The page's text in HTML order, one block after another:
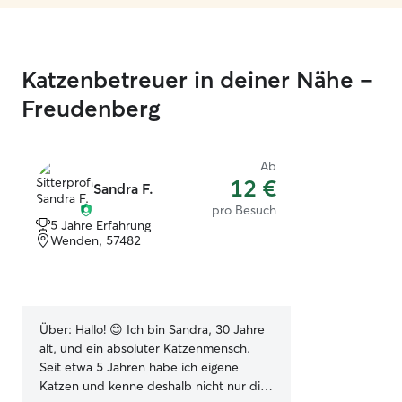
Katzenbetreuer in deiner Nähe –
Freudenberg
Sandra F.
Ab
12 €
pro Besuch
5 Jahre Erfahrung
Wenden, 57482
Über: Hallo! 😊 Ich bin Sandra, 30 Jahre
alt, und ein absoluter Katzenmensch.
Seit etwa 5 Jahren habe ich eigene
Katzen und kenne deshalb nicht nur die